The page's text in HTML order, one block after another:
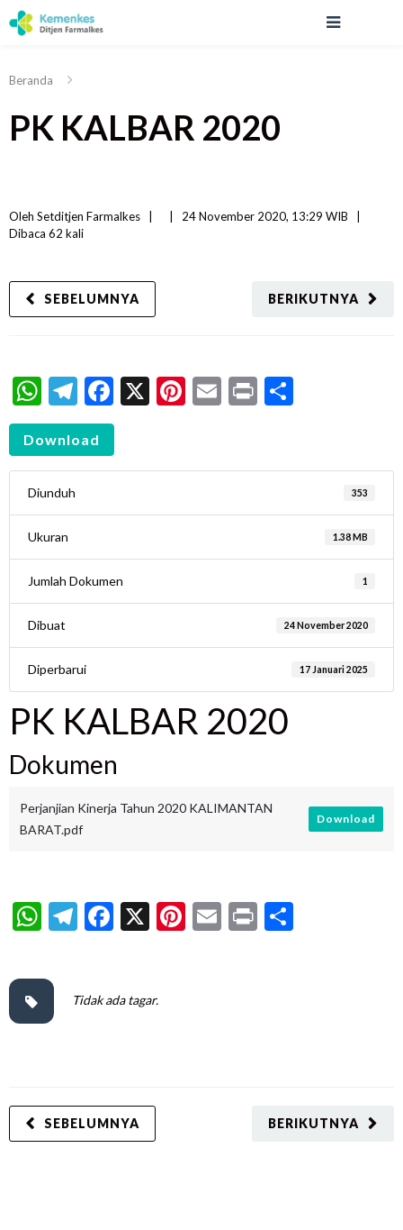
Beranda
PK KALBAR 2020
Oleh Setditjen Farmalkes 24 November 2020, 13:29 WIB
Dibaca 62 kali
BERIKUTNYA
SEBELUMNYA
WhatsApp
Telegram
Facebook
X Pinterest
Email
Print
Download
Diunduh 353
Ukuran 1.38 MB
Jumlah Dokumen 1
Dibuat 24 November 2020
Diperbarui 17 Januari 2025
PK KALBAR 2020
Dokumen
Perjanjian Kinerja Tahun 2020 KALIMANTAN
BARAT.pdf
Download
WhatsApp
Telegram
Facebook
X Pinterest
Email
Print
Tidak ada tagar.
BERIKUTNYA
SEBELUMNYA